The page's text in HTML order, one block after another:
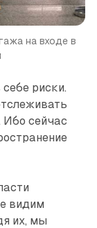
на входе в
риски.
Ибо сейчас
видим
их, мы